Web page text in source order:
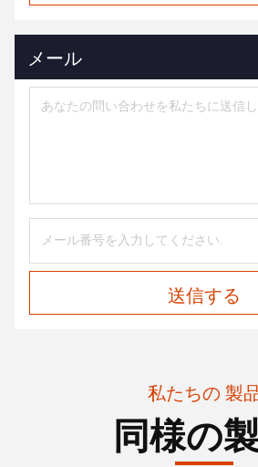
メール
送信する
私たちの 製
同様の